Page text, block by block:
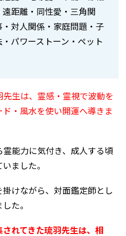
距離・同性愛・三角関
対人関係・家庭問題・子
パワーストーン・ペット
先生は、霊感・霊視で波動を
・風水を使い開運へ導きま
能力に気付き、成人する頃
ました。
けながら、対面鑑定師とし
た。
れてきた琉羽先生は、相